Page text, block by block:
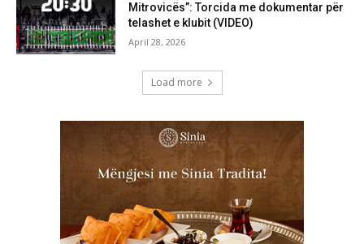
Mitrovicës”: Torcida me dokumentar për
telashet e klubit (VIDEO)
April 28, 2026
Load more